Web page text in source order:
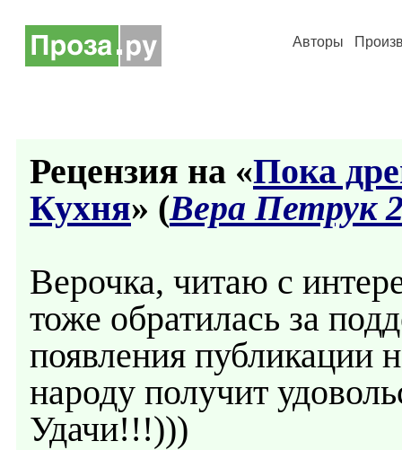
Авторы
Рецензия на «Пока
Кухня» (Вера Петрук
Верочка, читаю с
тоже обратилась за
появления
народу получит
Удачи!!!)))